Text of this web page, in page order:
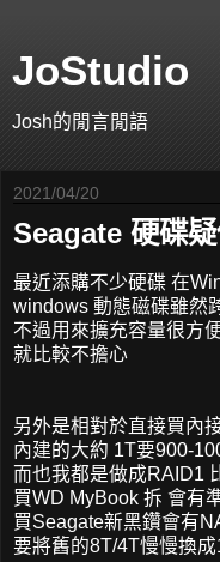
JoStudio
Josh的閒言閒語
2021/04/20
Seagate 硬碟
最近添購不少硬碟 在
windows 動態磁碟雖然
不過用來擴充容量很方
就比較不擔心
另外是相對於直接買內
內建的大約 1T要900-
而也我都是做成RAID1
買WD MyBook 拆 會有
買Seagate新黑鑽會有
要將舊的8T/4T慢慢換成